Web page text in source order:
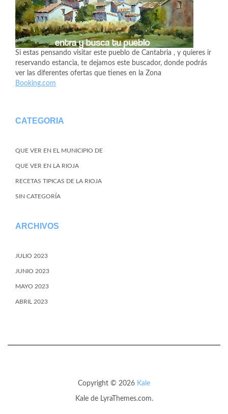
Si estas pensando visitar este pueblo de Cantabria , y quieres ir
reservando estancia, te dejamos este buscador, donde podrás
ver las diferentes ofertas que tienes en la Zona
Booking.com
CATEGORIA
QUE VER EN EL MUNICIPIO DE
QUE VER EN LA RIOJA
RECETAS TIPICAS DE LA RIOJA
SIN CATEGORÍA
ARCHIVOS
JULIO 2023
JUNIO 2023
MAYO 2023
ABRIL 2023
Copyright © 2026 Kale
Kalede LyraThemes.com.